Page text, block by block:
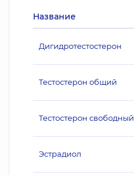
Название
Дигидротестостерон
Тестостерон общий
Тестостерон свободный
Эстрадиол